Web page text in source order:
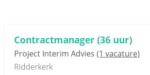
Contractmanager (36 uur)
Project Interim Advies (1 vacature)
Ridderkerk